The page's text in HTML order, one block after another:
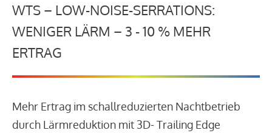
WTS – LOW-NOISE-SERRATIONS:
WENIGER LÄRM – 3 - 10 % MEHR
ERTRAG
Mehr Ertrag im schallreduzierten Nachtbetrieb
durch Lärmreduktion mit 3D- Trailing Edge